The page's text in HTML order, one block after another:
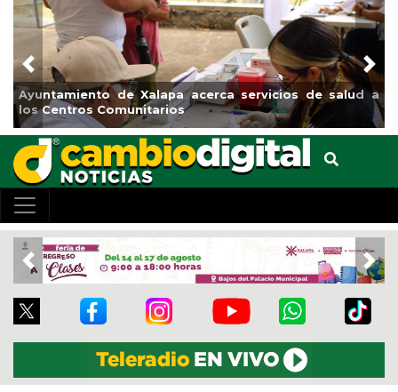
Ayuntamiento de Xalapa acerca servicios de salud a
los Centros Comunitarios
Previous
Previous